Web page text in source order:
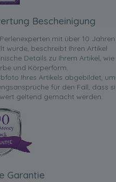
Bescheinigung
mit über 10 Jahren
wurde, beschreibt Ihren Artikel
Details zu Ihrem Artikel, wie
und Körperform.
Ihres Artikels abgebildet, um
für den Fall, dass
geltend gemacht werden.
Garantie